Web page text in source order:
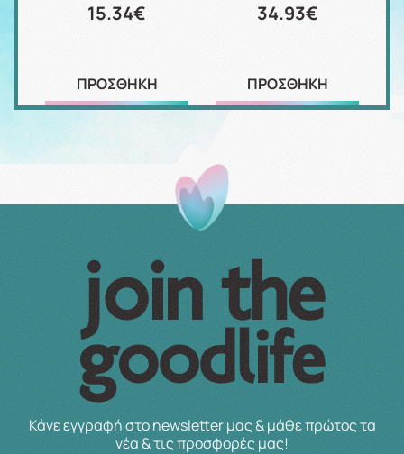
15.34€
ΠΡΟΣΘΗΚΗ
34.93€
ΠΡΟΣΘΗΚΗ
Κάνε εγγραφή στο newsletter μας & μάθε πρώτος τα
νέα & τις προσφορές μας!